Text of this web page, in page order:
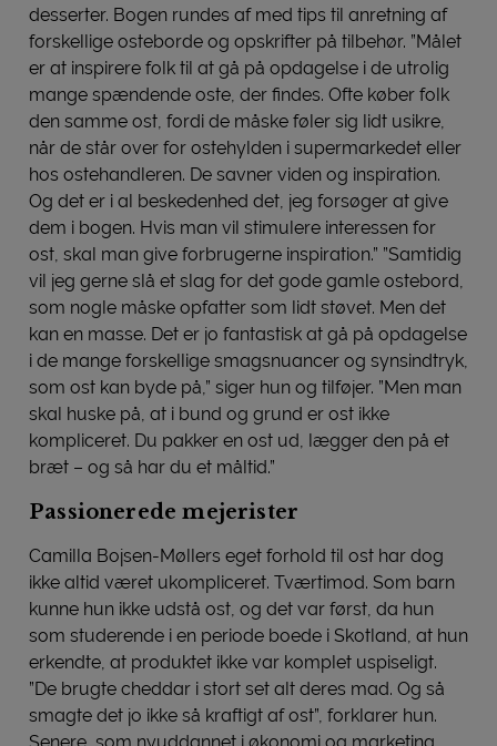
desserter. Bogen rundes af med tips til anretning af
forskellige osteborde og opskrifter på tilbehør. ”Målet
er at inspirere folk til at gå på opdagelse i de utrolig
mange spændende oste, der findes. Ofte køber folk
den samme ost, fordi de måske føler sig lidt usikre,
når de står over for ostehylden i supermarkedet eller
hos ostehandleren. De savner viden og inspiration.
Og det er i al beskedenhed det, jeg forsøger at give
dem i bogen. Hvis man vil stimulere interessen for
ost, skal man give forbrugerne inspiration.” ”Samtidig
vil jeg gerne slå et slag for det gode gamle ostebord,
som nogle måske opfatter som lidt støvet. Men det
kan en masse. Det er jo fantastisk at gå på opdagelse
i de mange forskellige smagsnuancer og synsindtryk,
som ost kan byde på,” siger hun og tilføjer. ”Men man
skal huske på, at i bund og grund er ost ikke
kompliceret. Du pakker en ost ud, lægger den på et
bræt – og så har du et måltid.”
Passionerede mejerister
Camilla Bojsen-Møllers eget forhold til ost har dog
ikke altid været ukompliceret. Tværtimod. Som barn
kunne hun ikke udstå ost, og det var først, da hun
som studerende i en periode boede i Skotland, at hun
erkendte, at produktet ikke var komplet uspiseligt.
”De brugte cheddar i stort set alt deres mad. Og så
smagte det jo ikke så kraftigt af ost”, forklarer hun.